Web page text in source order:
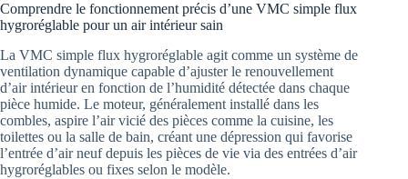
Comprendre le fonctionnement précis d’une VMC simple flux
hygroréglable pour un air intérieur sain
La VMC simple flux hygroréglable agit comme un système de
ventilation dynamique capable d’ajuster le renouvellement
d’air intérieur en fonction de l’humidité détectée dans chaque
pièce humide. Le moteur, généralement installé dans les
combles, aspire l’air vicié des pièces comme la cuisine, les
toilettes ou la salle de bain, créant une dépression qui favorise
l’entrée d’air neuf depuis les pièces de vie via des entrées d’air
hygroréglables ou fixes selon le modèle.